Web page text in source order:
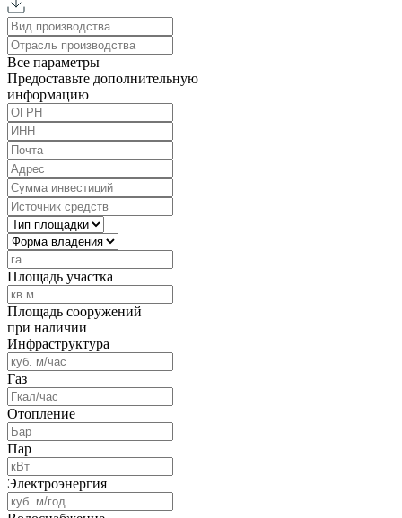
Все параметры
Предоставьте дополнительную
информацию
Площадь участка
Площадь сооружений
при наличии
Инфраструктура
Газ
Отопление
Пар
Электроэнергия